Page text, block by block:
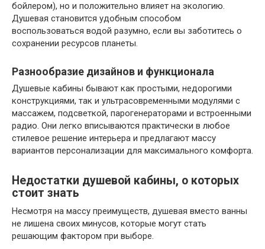
бойлером), но и положительно влияет на экологию.
Душевая становится удобным способом
воспользоваться водой разумно, если вы заботитесь о
сохранении ресурсов планеты.
Разнообразие дизайнов и функционала
Душевые кабины бывают как простыми, недорогими
конструкциями, так и ультрасовременными модулями с
массажем, подсветкой, парогенераторами и встроенными
радио. Они легко вписываются практически в любое
стилевое решение интерьера и предлагают массу
вариантов персонализации для максимального комфорта.
Недостатки душевой кабины, о которых
стоит знать
Несмотря на массу преимуществ, душевая вместо ванны
не лишена своих минусов, которые могут стать
решающим фактором при выборе.